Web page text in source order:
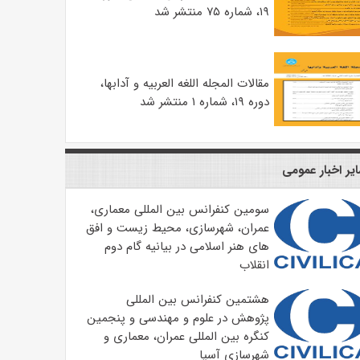
۱۹، شماره ۷۵ منتشر شد
مقالات المجله اللغه العربیه و آدابها،
دوره ۱۹، شماره ۱ منتشر شد
اخبار عمومی
سومین کنفرانس بین المللی معماری،
عمران، شهرسازی، محیط زیست و افق
های هنر اسلامی در بیانیه گام دوم
انقلاب
هشتمین کنفرانس بین المللی
پژوهش در علوم و مهندسی و پنجمین
کنگره بین المللی عمران، معماری و
شهرسازی آسیا